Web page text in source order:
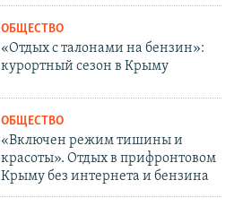
ОБЩЕСТВО
«Отдых с талонами на бензин»:
курортный сезон в Крыму
ОБЩЕСТВО
«Включен режим тишины и
красоты». Отдых в прифронтовом
Крыму без интернета и бензина